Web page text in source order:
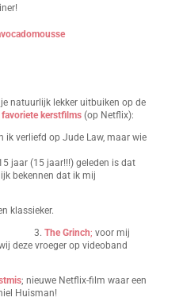
natuurlijk lekker uitbuiken op de
kerstfilms(op Netflix):
ik verliefd op Jude Law, maar wie
jaar (15 jaar!!!) geleden is dat
bekennen dat ik mij
klassieker.
3. The Grinch; voor mij
deze vroeger op videoband
; nieuwe Netflix-film waar een
Huisman!